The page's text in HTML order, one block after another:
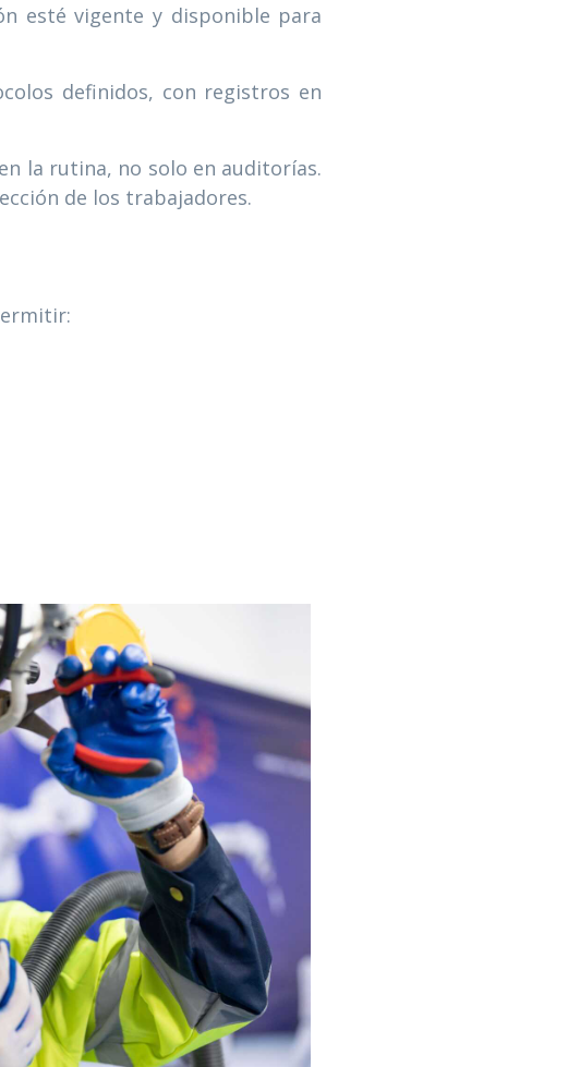
esté vigente y disponible para
definidos, con registros en
la rutina, no solo en auditorías.
de los trabajadores.